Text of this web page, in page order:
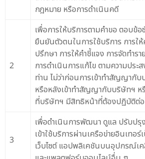
กฎหมาย หรือการดำเนินคดี
2
เพื่อการให้บริการตามคำขอ ตอบข้อ
ยืนยันตัวตนในการใช้บริการ การให้
ปรึกษา การให้คำชี้แจง การจัดทำรา
การดำเนินการแก้ไข ตามความประ
ท่าน ไม่ว่าก่อนการเข้าทำสัญญากับ
หรือหลังเข้าทำสัญญากับบริษัทฯ ห
ที่บริษัทฯ มีสิทธิหน้าที่ต้องปฏิบัติต่
3
เพื่อดำเนินการพัฒนา ดูแล ปรับปรุ
เข้าใช้บริการผ่านเครือข่ายอินเทอร์
เว็บไซต์ แอปพลิเคชันบนอุปกรณ์เ